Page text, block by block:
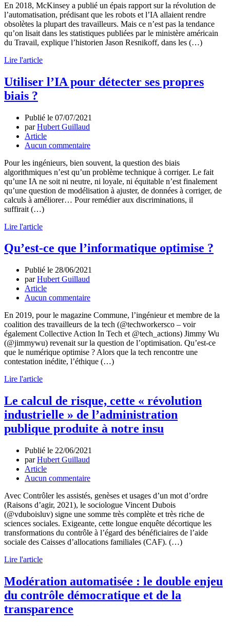
En 2018, McKinsey a publié un épais rapport sur la révolution de
l’automatisation, prédisant que les robots et l’IA allaient rendre
obsolètes la plupart des travailleurs. Mais ce n’est pas la tendance
qu’on lisait dans les statistiques publiées par le ministère américain
du Travail, explique l’historien Jason Resnikoff, dans les (…)
Lire l'article
Utiliser l’IA pour détecter ses propres
biais ?
Publié le 07/07/2021
parHubert Guillaud
Article
Aucun commentaire
Pour les ingénieurs, bien souvent, la question des biais
algorithmiques n’est qu’un problème technique à corriger. Le fait
qu’une IA ne soit ni neutre, ni loyale, ni équitable n’est finalement
qu’une question de modélisation à ajuster, de données à corriger, de
calculs à améliorer… Pour remédier aux discriminations, il
suffirait (…)
Lire l'article
Qu’est-ce que l’informatique optimise ?
Publié le 28/06/2021
parHubert Guillaud
Article
Aucun commentaire
En 2019, pour le magazine Commune, l’ingénieur et membre de la
coalition des travailleurs de la tech (@techworkersco – voir
également Collective Action In Tech et @tech_actions) Jimmy Wu
(@jimmywu) revenait sur la question de l’optimisation. Qu’est-ce
que le numérique optimise ? Alors que la tech rencontre une
contestation inédite, l’éthique (…)
Lire l'article
Le calcul de risque, cette « révolution
industrielle » de l’administration
publique produite à notre insu
Publié le 22/06/2021
parHubert Guillaud
Article
Aucun commentaire
Avec Contrôler les assistés, genèses et usages d’un mot d’ordre
(Raisons d’agir, 2021), le sociologue Vincent Dubois
(@vduboisluv) signe une somme très complète et très riche de
sciences sociales. Exigeante, cette longue enquête décortique les
transformations du contrôle à l’égard des bénéficiaires de l’aide
sociale des Caisses d’allocations familiales (CAF). (…)
Lire l'article
Modération automatisée : le double enjeu
du contrôle démocratique et de la
transparence